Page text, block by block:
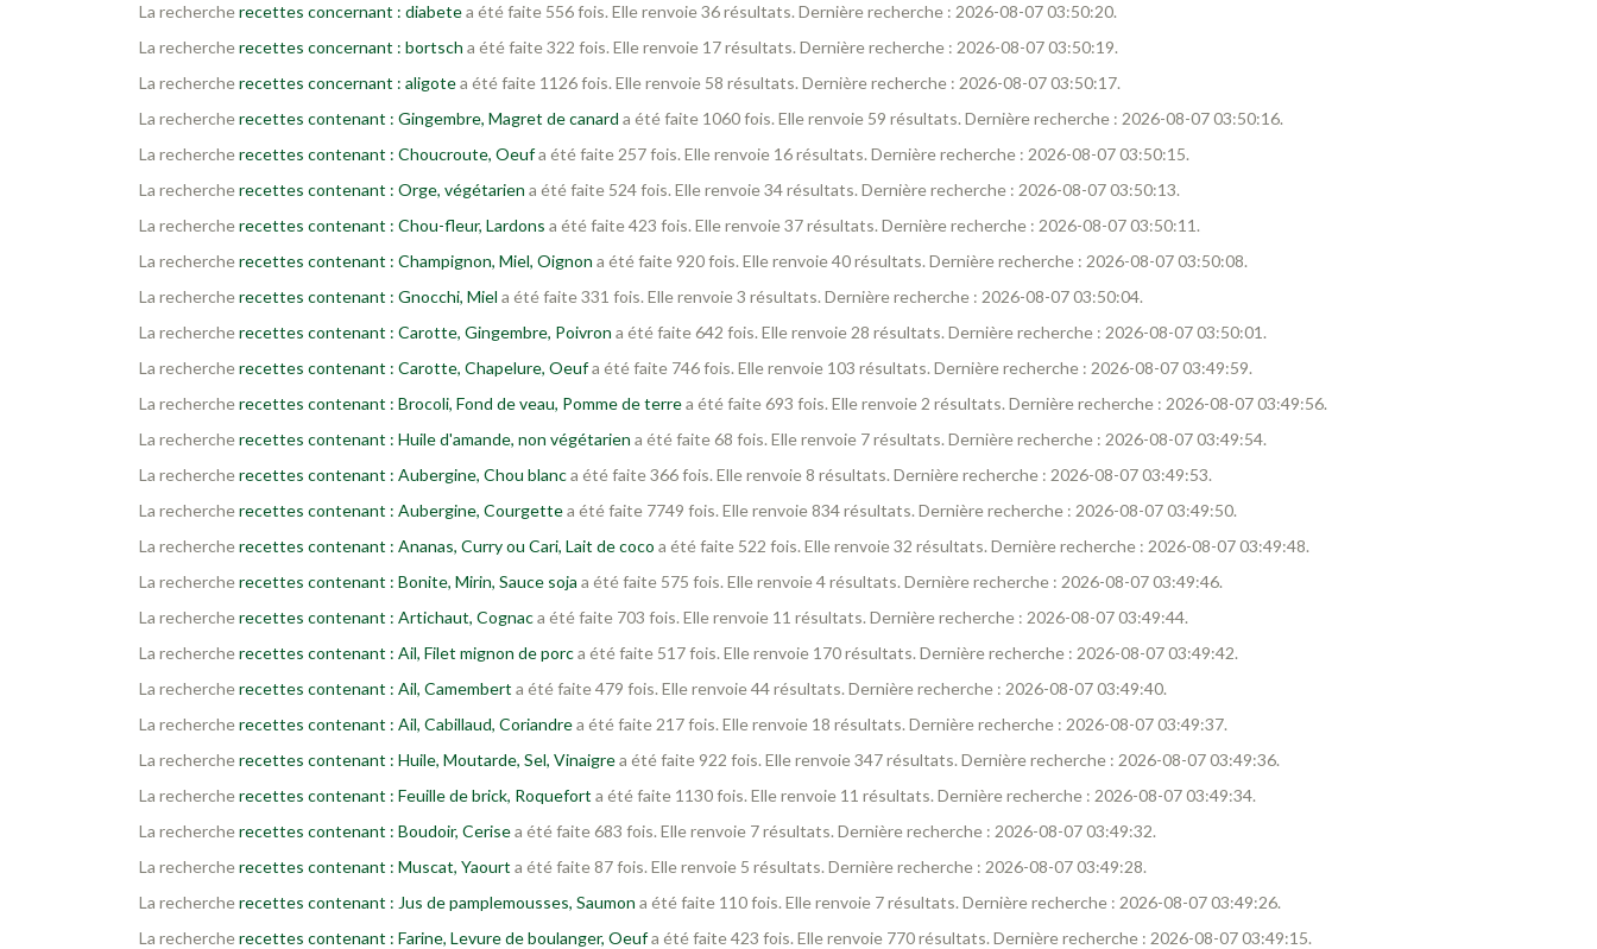
La rechercherecettes concernant : diabetea été faite 556 fois. Elle renvoie 36 résultats. Dernière recherche : 2026-08-07 03:50:20.
La rechercherecettes concernant : bortsch a été faite 322 fois. Elle renvoie 17 résultats. Dernière recherche : 2026-08-07 03:50:19.
La rechercherecettes concernant : aligotea été faite 1126 fois. Elle renvoie 58 résultats. Dernière recherche : 2026-08-07 03:50:17.
La rechercherecettes contenant : Gingembre, Magret de canard a été faite 1060 fois. Elle renvoie 59 résultats. Dernière recherche : 2026-08-07 03:50:16.
La rechercherecettes contenant : Choucroute, Oeufa été faite 257 fois. Elle renvoie 16 résultats. Dernière recherche : 2026-08-07 03:50:15.
La rechercherecettes contenant : Orge, végétarien a été faite 524 fois. Elle renvoie 34 résultats. Dernière recherche : 2026-08-07 03:50:13.
La rechercherecettes contenant : Chou-fleur, Lardons a été faite 423 fois. Elle renvoie 37 résultats. Dernière recherche : 2026-08-07 03:50:11.
La rechercherecettes contenant : Champignon, Miel, Oignon a été faite 920 fois. Elle renvoie 40 résultats. Dernière recherche : 2026-08-07 03:50:08.
La rechercherecettes contenant : Gnocchi, Miel a été faite 331 fois. Elle renvoie 3 résultats. Dernière recherche : 2026-08-07 03:50:04.
La rechercherecettes contenant : Carotte, Gingembre, Poivron a été faite 642 fois. Elle renvoie 28 résultats. Dernière recherche : 2026-08-07 03:50:01.
La rechercherecettes contenant : Carotte, Chapelure, Oeufa été faite 746 fois. Elle renvoie 103 résultats. Dernière recherche : 2026-08-07 03:49:59.
La rechercherecettes contenant : Brocoli, Fond de veau, Pomme de terrea été faite 693 fois. Elle renvoie 2 résultats. Dernière recherche : 2026-08-07 03:49:56.
La rechercherecettes contenant : Huile d'amande, non végétarien a été faite 68 fois. Elle renvoie 7 résultats. Dernière recherche : 2026-08-07 03:49:54.
La rechercherecettes contenant : Aubergine, Chou blanca été faite 366 fois. Elle renvoie 8 résultats. Dernière recherche : 2026-08-07 03:49:53.
La rechercherecettes contenant : Aubergine, Courgettea été faite 7749 fois. Elle renvoie 834 résultats. Dernière recherche : 2026-08-07 03:49:50.
La rechercherecettes contenant : Ananas, Curry ou Cari, Lait de coco a été faite 522 fois. Elle renvoie 32 résultats. Dernière recherche : 2026-08-07 03:49:48.
La rechercherecettes contenant : Bonite, Mirin, Sauce soja a été faite 575 fois. Elle renvoie 4 résultats. Dernière recherche : 2026-08-07 03:49:46.
La rechercherecettes contenant : Artichaut, Cognaca été faite 703 fois. Elle renvoie 11 résultats. Dernière recherche : 2026-08-07 03:49:44.
La rechercherecettes contenant : Ail, Filet mignon de porca été faite 517 fois. Elle renvoie 170 résultats. Dernière recherche : 2026-08-07 03:49:42.
La rechercherecettes contenant : Ail, Camembert a été faite 479 fois. Elle renvoie 44 résultats. Dernière recherche : 2026-08-07 03:49:40.
La rechercherecettes contenant : Ail, Cabillaud, Coriandrea été faite 217 fois. Elle renvoie 18 résultats. Dernière recherche : 2026-08-07 03:49:37.
La rechercherecettes contenant : Huile, Moutarde, Sel, Vinaigrea été faite 922 fois. Elle renvoie 347 résultats. Dernière recherche : 2026-08-07 03:49:36.
La rechercherecettes contenant : Feuille de brick, Roquefort a été faite 1130 fois. Elle renvoie 11 résultats. Dernière recherche : 2026-08-07 03:49:34.
La rechercherecettes contenant : Boudoir, Cerisea été faite 683 fois. Elle renvoie 7 résultats. Dernière recherche : 2026-08-07 03:49:32.
La rechercherecettes contenant : Muscat, Yaourt a été faite 87 fois. Elle renvoie 5 résultats. Dernière recherche : 2026-08-07 03:49:28.
La rechercherecettes contenant : Jus de pamplemousses, Saumon a été faite 110 fois. Elle renvoie 7 résultats. Dernière recherche : 2026-08-07 03:49:26.
La rechercherecettes contenant : Farine, Levure de boulanger, Oeufa été faite 423 fois. Elle renvoie 770 résultats. Dernière recherche : 2026-08-07 03:49:15.